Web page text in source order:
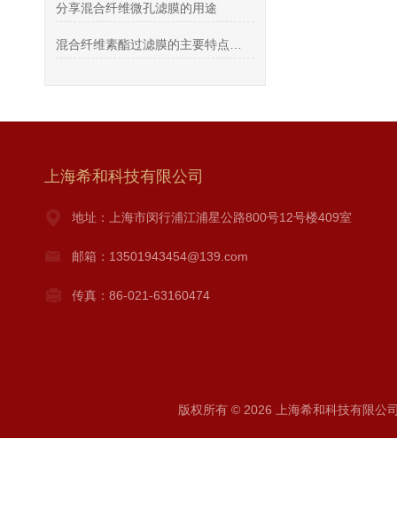
分享混合纤维微孔滤膜的用途
上海希和科技有限公司
地址：上海市闵行浦江浦星公路800号12号楼409室
邮箱：13501943454@139.com
传真：86-021-63160474
版权所有 © 2026 上海希和科技有限公